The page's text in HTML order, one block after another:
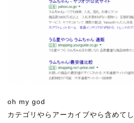
oh my god
カテゴリやらアーカイブやら含めて